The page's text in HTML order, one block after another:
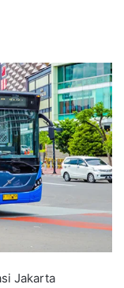
Jakarta